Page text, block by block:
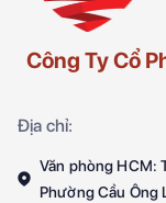
Công Ty Cổ
Địa chỉ:
Văn phòng HCM:
Phường Cầu Ông